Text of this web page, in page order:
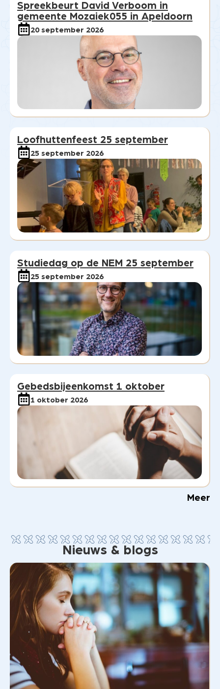
Spreekbeurt David Verboom in
gemeente Mozaiek055 in Apeldoorn
20 september 2026
Loofhuttenfeest 25 september
25 september 2026
Studiedag op de NEM 25 september
25 september 2026
Gebedsbijeenkomst 1 oktober
1 oktober 2026
Meer
Nieuws & blogs